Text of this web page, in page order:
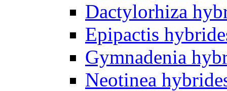
Dactylorhiza
Epipactis
Gymnadenia
Neotinea